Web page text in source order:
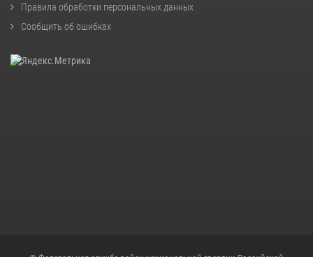
Правила обработки персональных данных
Сообщить об ошибках